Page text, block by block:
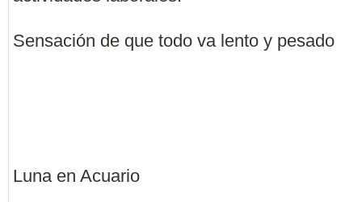
Sensación de que todo va lento y pesado
Luna en Acuario